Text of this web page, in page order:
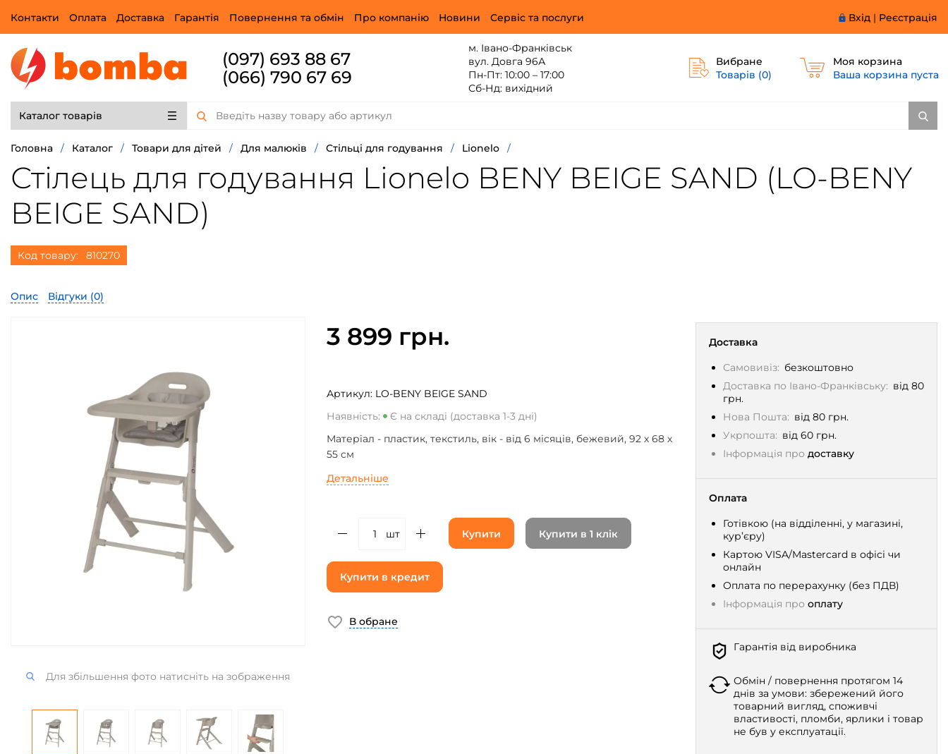
Вхід | Реєстрація
Контакти Оплата Доставка Гарантія Повернення та обмін Про компанію Новини Сервіс та послуги
(097) 693 88 67
(066) 790 67 69
м. Івано-Франківськ
вул. Довга 96А
Пн-Пт: 10:00 – 17:00
Сб-Нд: вихідний
Вибране
Товарів (0)
Моя корзина
Ваша корзина пуста
Каталог товарів
Головна / Каталог / Товари для дітей / Для малюків / Стільці для годування / Lionelo /
Стілець для годування Lionelo BENY BEIGE SAND (LO-BENY
BEIGE SAND)
Код товару: 810270
Опис Відгуки (0)
Для збільшення фото натисніть на зображення
3 899 грн.
Доставка
Самовивіз: безкоштовно
Доставка по Івано-Франківську: від 80
грн.
Нова Пошта: від 80 грн.
Укрпошта: від 60 грн.
Інформація про доставку
Оплата
Готівкою (на відділенні, у магазині,
кур’єру)
Картою VISA/Mastercard в офісі чи
онлайн
Оплата по перерахунку (без ПДВ)
Інформація про оплату
Гарантія від виробника
Обмін / повернення протягом 14
днів за умови: збережений його
товарний вигляд, споживчі
властивості, пломби, ярлики і товар
не був у експлуатації.
Артикул: LO-BENY BEIGE SAND
Наявність:
Є на складі (доставка 1-3 дні)
Матеріал - пластик, текстиль, вік - від 6 місяців, бежевий, 92 х 68 х
55 см
Детальніше
шт Купити Купити в 1 клік
Купити в кредит
В обране